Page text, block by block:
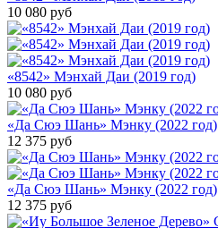
10 080 руб
«8542» Мэнхай Даи (2019 год)
10 080 руб
«Да Сюэ Шань» Мэнку (2022 год)
12 375 руб
«Да Сюэ Шань» Мэнку (2022 год)
12 375 руб